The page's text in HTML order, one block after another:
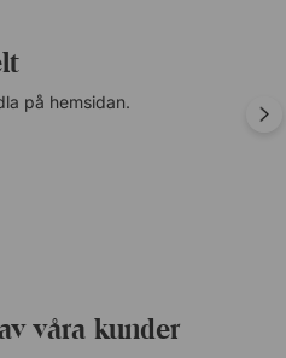
på hemsidan.
våra kunder